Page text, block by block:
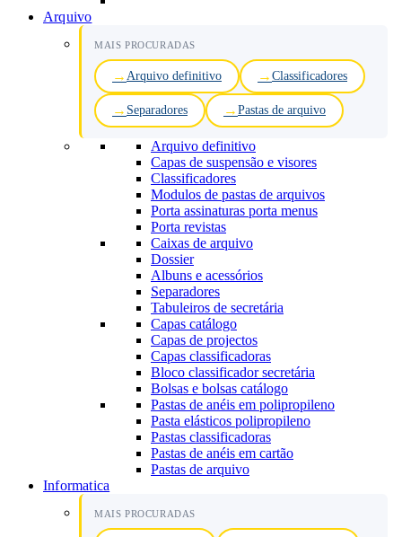
Arquivo
MAIS PROCURADAS
Arquivo definitivo Classificadores
Separadores Pastas de arquivo
Arquivo definitivo
Capas de suspensão e visores
Classificadores
Modulos de pastas de arquivos
Porta assinaturas porta menus
Porta revistas
Caixas de arquivo
Dossier
Albuns e acessórios
Separadores
Tabuleiros de secretária
Capas catálogo
Capas de projectos
Capas classificadoras
Bloco classificador secretária
Bolsas e bolsas catálogo
Pastas de anéis em polipropileno
Pasta elásticos polipropileno
Pastas classificadoras
Pastas de anéis em cartão
Pastas de arquivo
Informatica
MAIS PROCURADAS